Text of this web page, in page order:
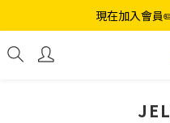
現在加入會員